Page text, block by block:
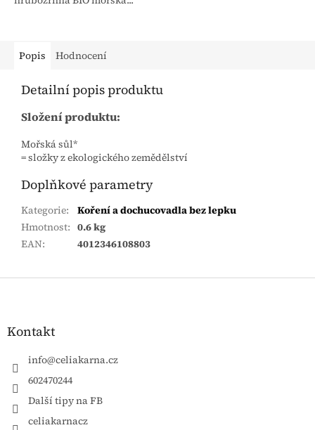
Popis Hodnocení
Detailní popis produktu
Složení produktu:
Mořská sůl*
= složky z ekologického zemědělství
Doplňkové parametry
Kategorie:
Koření a dochucovadla bez lepku
Hmotnost: 0.6 kg
EAN: 4012346108803
Zápatí
Kontakt
info@celiakarna.cz
602470244
Další tipy na FB
celiakarnacz